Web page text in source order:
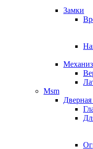
Замки
Msm